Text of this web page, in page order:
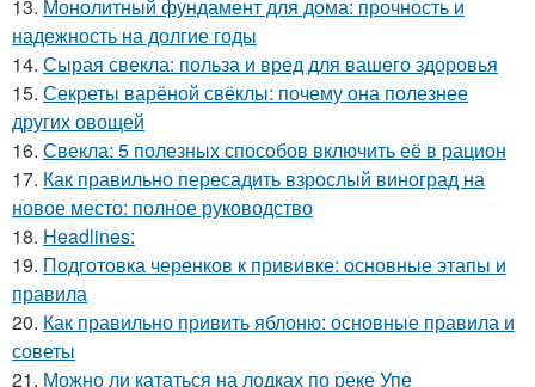
13. Монолитный фундамент для дома: прочность и
надежность на долгие годы
14. Сырая свекла: польза и вред для вашего здоровья
15. Секреты варёной свёклы: почему она полезнее
других овощей
16. Свекла: 5 полезных способов включить её в рацион
17. Как правильно пересадить взрослый виноград на
новое место: полное руководство
18. Headlines:
19. Подготовка черенков к прививке: основные этапы и
правила
20. Как правильно привить яблоню: основные правила и
советы
21. Можно ли кататься на лодках по реке Упе